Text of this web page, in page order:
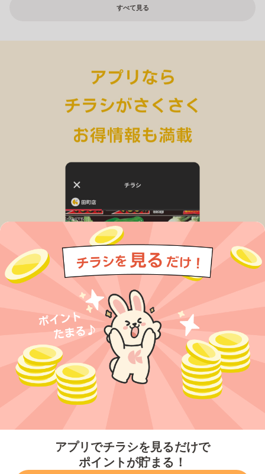
アプリでチラシを見るだけで
ポイントが貯まる！
すべて見る